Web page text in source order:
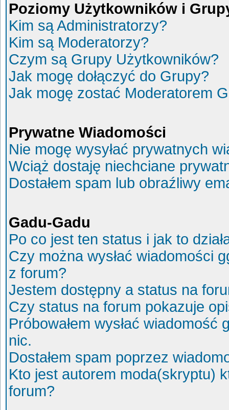
Poziomy Użytkowników i
Kim są Administratorzy?
Kim są Moderatorzy?
Czym są Grupy Użytkowników?
Jak mogę dołączyć do Grupy?
Jak mogę zostać Moderatorem
Prywatne Wiadomości
Nie mogę wysyłać prywatnych
Wciąż dostaję niechciane
Dostałem spam lub obraźliwy
Gadu-Gadu
Po co jest ten status i jak to
Czy można wysłać wiadomości
z forum?
Jestem dostępny a status na
Czy status na forum pokazuje
Próbowałem wysłać
nic.
Dostałem spam poprzez
Kto jest autorem moda(skryptu)
forum?